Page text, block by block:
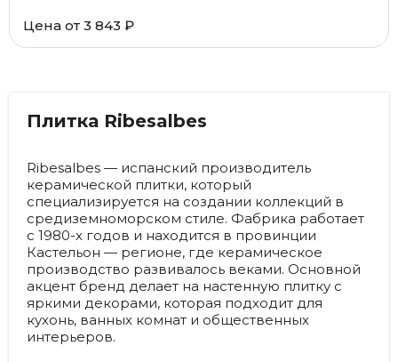
Цена от 3 843 ₽
Плитка Ribesalbes
Ribesalbes — испанский производитель
керамической плитки, который
специализируется на создании коллекций в
средиземноморском стиле. Фабрика работает
с 1980-х годов и находится в провинции
Кастельон — регионе, где керамическое
производство развивалось веками. Основной
акцент бренд делает на настенную плитку с
яркими декорами, которая подходит для
кухонь, ванных комнат и общественных
интерьеров.